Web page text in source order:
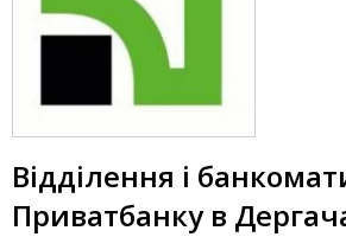
Відділення і
Приватбанку в